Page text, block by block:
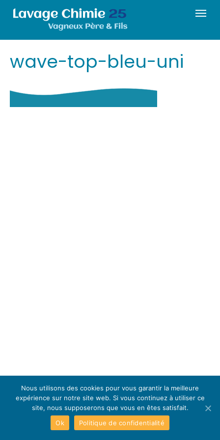
wave-top-bleu-uni
Nous utilisons des cookies pour vous garantir la meilleure
expérience sur notre site web. Si vous continuez à utiliser ce
site, nous supposerons que vous en êtes satisfait.
Ok
Politique de confidentialité